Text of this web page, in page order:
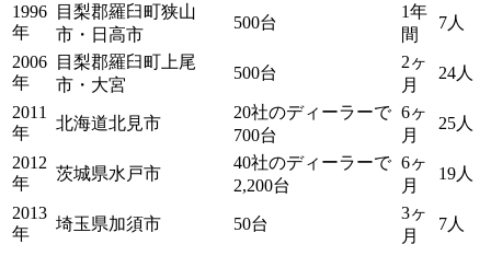
1996
年
目梨郡羅臼町狭山
市・日高市
500台
1年
間
7人
2006
年
目梨郡羅臼町上尾
市・大宮
500台
2ヶ
月
24人
2011
年
北海道北見市
20社のディーラーで
700台
6ヶ
月
25人
2012
年
茨城県水戸市
40社のディーラーで
2,200台
6ヶ
月
19人
2013
年
埼玉県加須市 50台
3ヶ
月
7人